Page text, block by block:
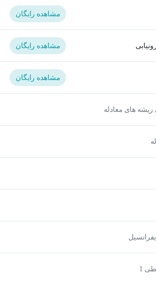
مشاهده رایگان
مشاهده رایگان
مشاهده رایگان
های معادله
1